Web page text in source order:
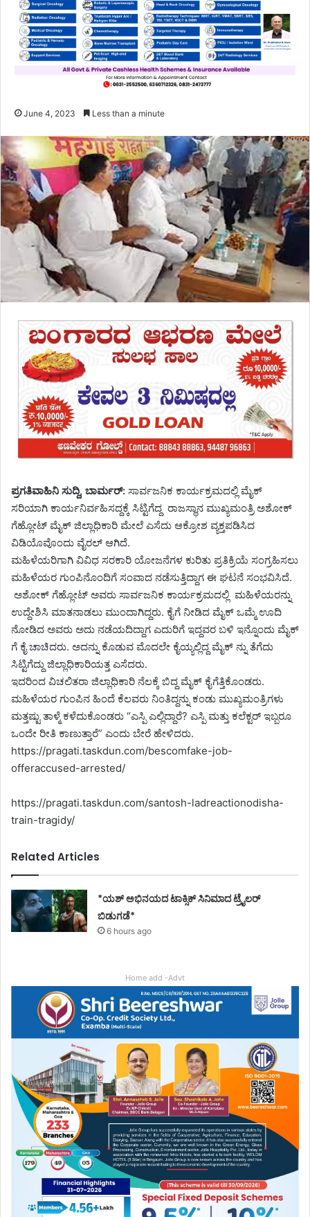
June 4, 2023 Less than a minute
ಪ್ರಗತಿವಾಹಿನಿ ಸುದ್ದಿ, ಬಾರ್ಮರ್: ಸಾರ್ವಜನಿಕ ಕಾರ್ಯಕ್ರಮದಲ್ಲಿ ಮೈಕ್
ಸರಿಯಾಗಿ ಕಾರ್ಯನಿರ್ವಹಿಸದ್ದಕ್ಕೆ ಸಿಟ್ಟಿಗೆದ್ದ ರಾಜಸ್ಥಾನ ಮುಖ್ಯಮಂತ್ರಿ ಅಶೋಕ್
ಗೆಹ್ಲೋಟ್ ಮೈಕ್ ಜಿಲ್ಲಾಧಿಕಾರಿ ಮೇಲೆ ಎಸೆದು ಆಕ್ರೋಶ ವ್ಯಕ್ತಪಡಿಸಿದ
ವಿಡಿಯೊವೊಂದು ವೈರಲ್ ಆಗಿದೆ.
ಮಹಿಳೆಯರಿಗಾಗಿ ವಿವಿಧ ಸರಕಾರಿ ಯೋಜನೆಗಳ ಕುರಿತು ಪ್ರತಿಕ್ರಿಯೆ ಸಂಗ್ರಹಿಸಲು
ಮಹಿಳೆಯರ ಗುಂಪಿನೊಂದಿಗೆ ಸಂವಾದ ನಡೆಸುತ್ತಿದ್ದಾಗ ಈ ಘಟನೆ ಸಂಭವಿಸಿದೆ.
ಅಶೋಕ್ ಗೆಹ್ಲೋಟ್ ಅವರು ಸಾರ್ವಜನಿಕ ಕಾರ್ಯಕ್ರಮದಲ್ಲಿ ಮಹಿಳೆಯರನ್ನು
ಉದ್ದೇಶಿಸಿ ಮಾತನಾಡಲು ಮುಂದಾಗಿದ್ದರು. ಕೈಗೆ ನೀಡಿದ ಮೈಕ್ ಒಮ್ಮೆ ಊದಿ
ನೋಡಿದ ಅವರು ಅದು ನಡೆಯದಿದ್ದಾಗ ಎದುರಿಗೆ ಇದ್ದವರ ಬಳಿ ಇನ್ನೊಂದು ಮೈಕ್
ಗೆ ಕೈ ಚಾಚಿದರು. ಅದನ್ನು ಕೊಡುವ ಮೊದಲೇ ಕೈಯ್ಯಲ್ಲಿದ್ದ ಮೈಕ್ ನ್ನು ತೆಗೆದು
ಸಿಟ್ಟಿಗೆದ್ದು ಜಿಲ್ಲಾಧಿಕಾರಿಯತ್ತ ಎಸೆದರು.
ಇದರಿಂದ ವಿಚಲಿತರಾ ಜಿಲ್ಲಾಧಿಕಾರಿ ನೆಲಕ್ಕೆ ಬಿದ್ದ ಮೈಕ್ ಕೈಗೆತ್ತಿಕೊಂಡರು.
ಮಹಿಳೆಯರ ಗುಂಪಿನ ಹಿಂದೆ ಕೆಲವರು ನಿಂತಿದ್ದನ್ನು ಕಂಡು ಮುಖ್ಯಮಂತ್ರಿಗಳು
ಮತ್ತಷ್ಟು ತಾಳ್ಮೆ ಕಳೆದುಕೊಂಡರು “ಎಸ್ಪಿ ಎಲ್ಲಿದ್ದಾರೆ? ಎಸ್ಪಿ ಮತ್ತು ಕಲೆಕ್ಟರ್ ಇಬ್ಬರೂ
ಒಂದೇ ರೀತಿ ಕಾಣುತ್ತಾರೆ” ಎಂದು ಬೇರೆ ಹೇಳಿದರು.
https://pragati.taskdun.com/bescomfake-job-
offeraccused-arrested/
https://pragati.taskdun.com/santosh-ladreactionodisha-
train-tragidy/
Related Articles
*ಯಶ್ ಅಭಿನಯದ ಟಾಕ್ಸಿಕ್ ಸಿನಿಮಾದ ಟ್ರೈಲರ್
ಬಿಡುಗಡೆ*
6 hours ago
Home add -Advt